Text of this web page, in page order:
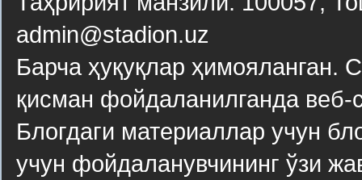
admin@stadion.uz
Барча ҳуқуқлар ҳимояланган.
қисман фойдаланилганда
Блогдаги материаллар учун
учун фойдаланувчининг ўзи